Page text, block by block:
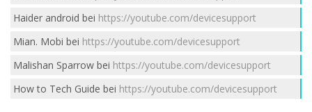
Haider android bei https://youtube.com/devicesupport
Mian. Mobi bei https://youtube.com/devicesupport
Malishan Sparrowbei https://youtube.com/devicesupport
How to Tech Guide bei https://youtube.com/devicesupport